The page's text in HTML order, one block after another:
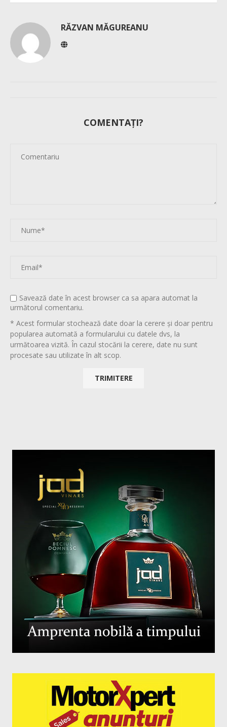
RĂZVAN MĂGUREANU
COMENTAȚI?
Savează date în acest browser ca sa apara automat la
următorul comentariu.
* Acest formular stochează date doar la cerere și doar pentru
popularea automată a formularului cu datele dvs, la
următoarea vizită. În cazul stocării la cerere, date nu sunt
procesate sau utilizate în alt scop.